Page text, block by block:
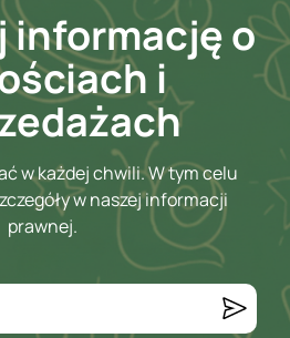
informację o
i
w każdej chwili. W tym celu
w naszej informacji
prawnej.